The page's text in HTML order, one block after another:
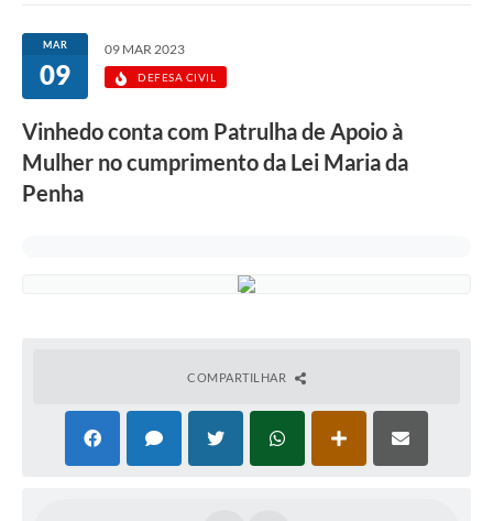
Licitações
Transparência
Concursos e Processos Seletivos
Inclusão e Acessibilidade
Defesa Civil
MAR
09
09 MAR 2023
DEFESA CIVIL
Vinhedo conta com Patrulha de Apoio à
Mulher no cumprimento da Lei Maria da
Penha
COMPARTILHAR